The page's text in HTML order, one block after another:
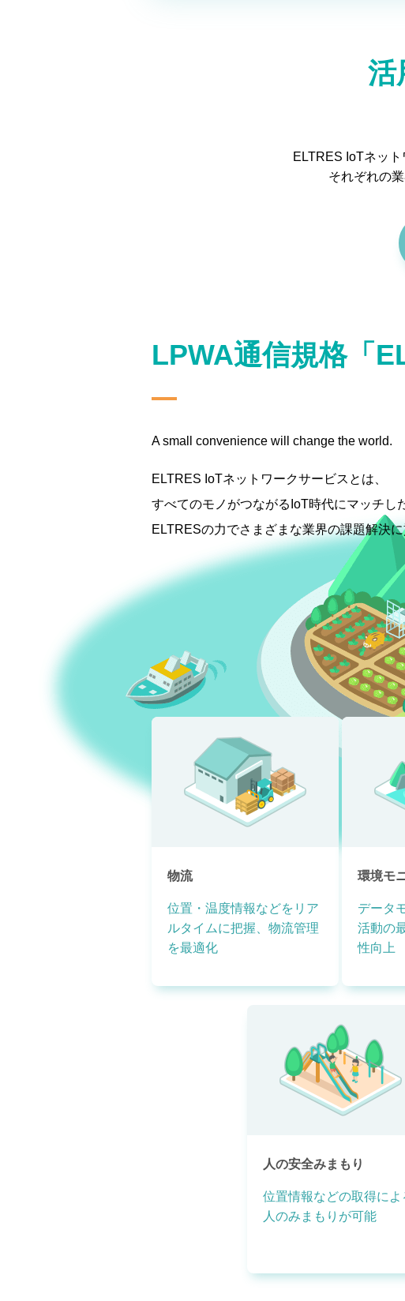
活
ELTRES IoTネッ
それぞれの
LPWA通信規格「
A small convenience will change the world.
ELTRES IoTネットワークサービスとは、
すべてのモノがつながるIoT時代にマッチし
ELTRESの力でさまざまな業界の課題解決
物流
位置・温度情報などをリア
ルタイムに把握、物流管理
を最適化
環境モ
データ
活動の
性向上
人の安全みまもり
位置情報などの取得によ
人のみまもりが可能